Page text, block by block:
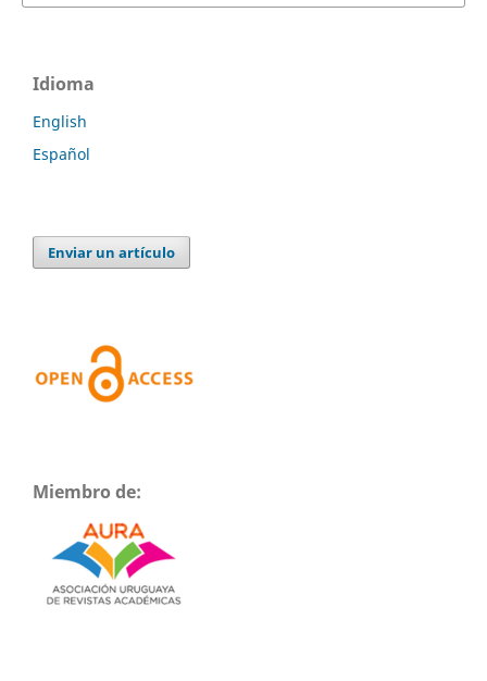
Idioma
English
Español
Enviar un artículo
Miembro de: